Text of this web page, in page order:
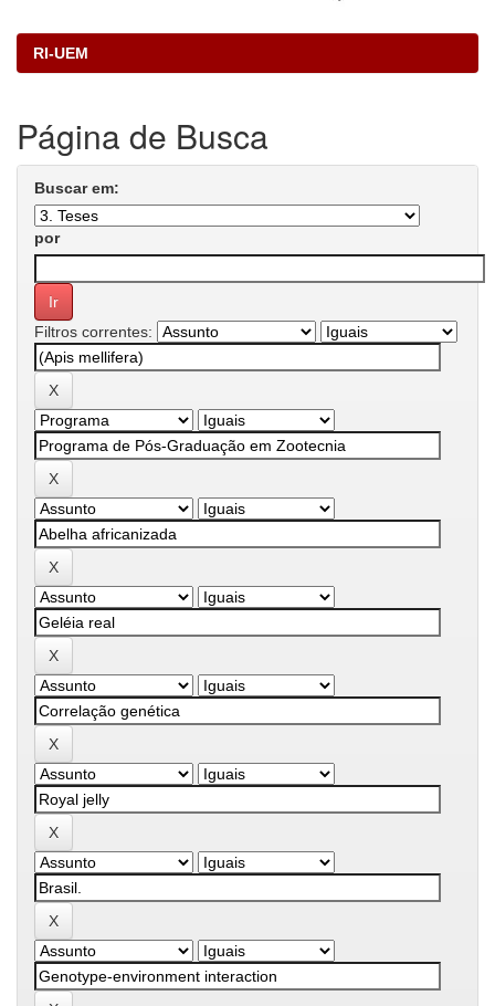
RI-UEM
Página de Busca
Buscar em:
por
Filtros correntes: